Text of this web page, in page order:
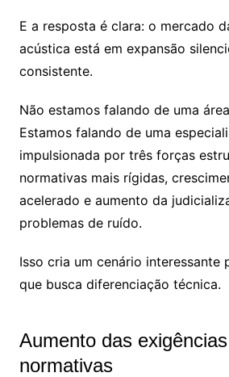
E a resposta é clara: o mercado
acústica está em expansão
consistente.
Não estamos falando de uma área
Estamos falando de uma
impulsionada por três forças
normativas mais rígidas,
acelerado e aumento da
problemas de ruído.
Isso cria um cenário interessante
que busca diferenciação técnica.
Aumento das
normativas